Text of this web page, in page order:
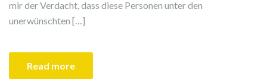
mir der Verdacht, dass diese Personen unter den
unerwünschten […]
Read more